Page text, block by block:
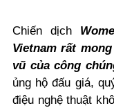
Chiến dịch
Vietnam rất
vũ của công
ủng hộ đấu giá,
điệu nghệ thuật